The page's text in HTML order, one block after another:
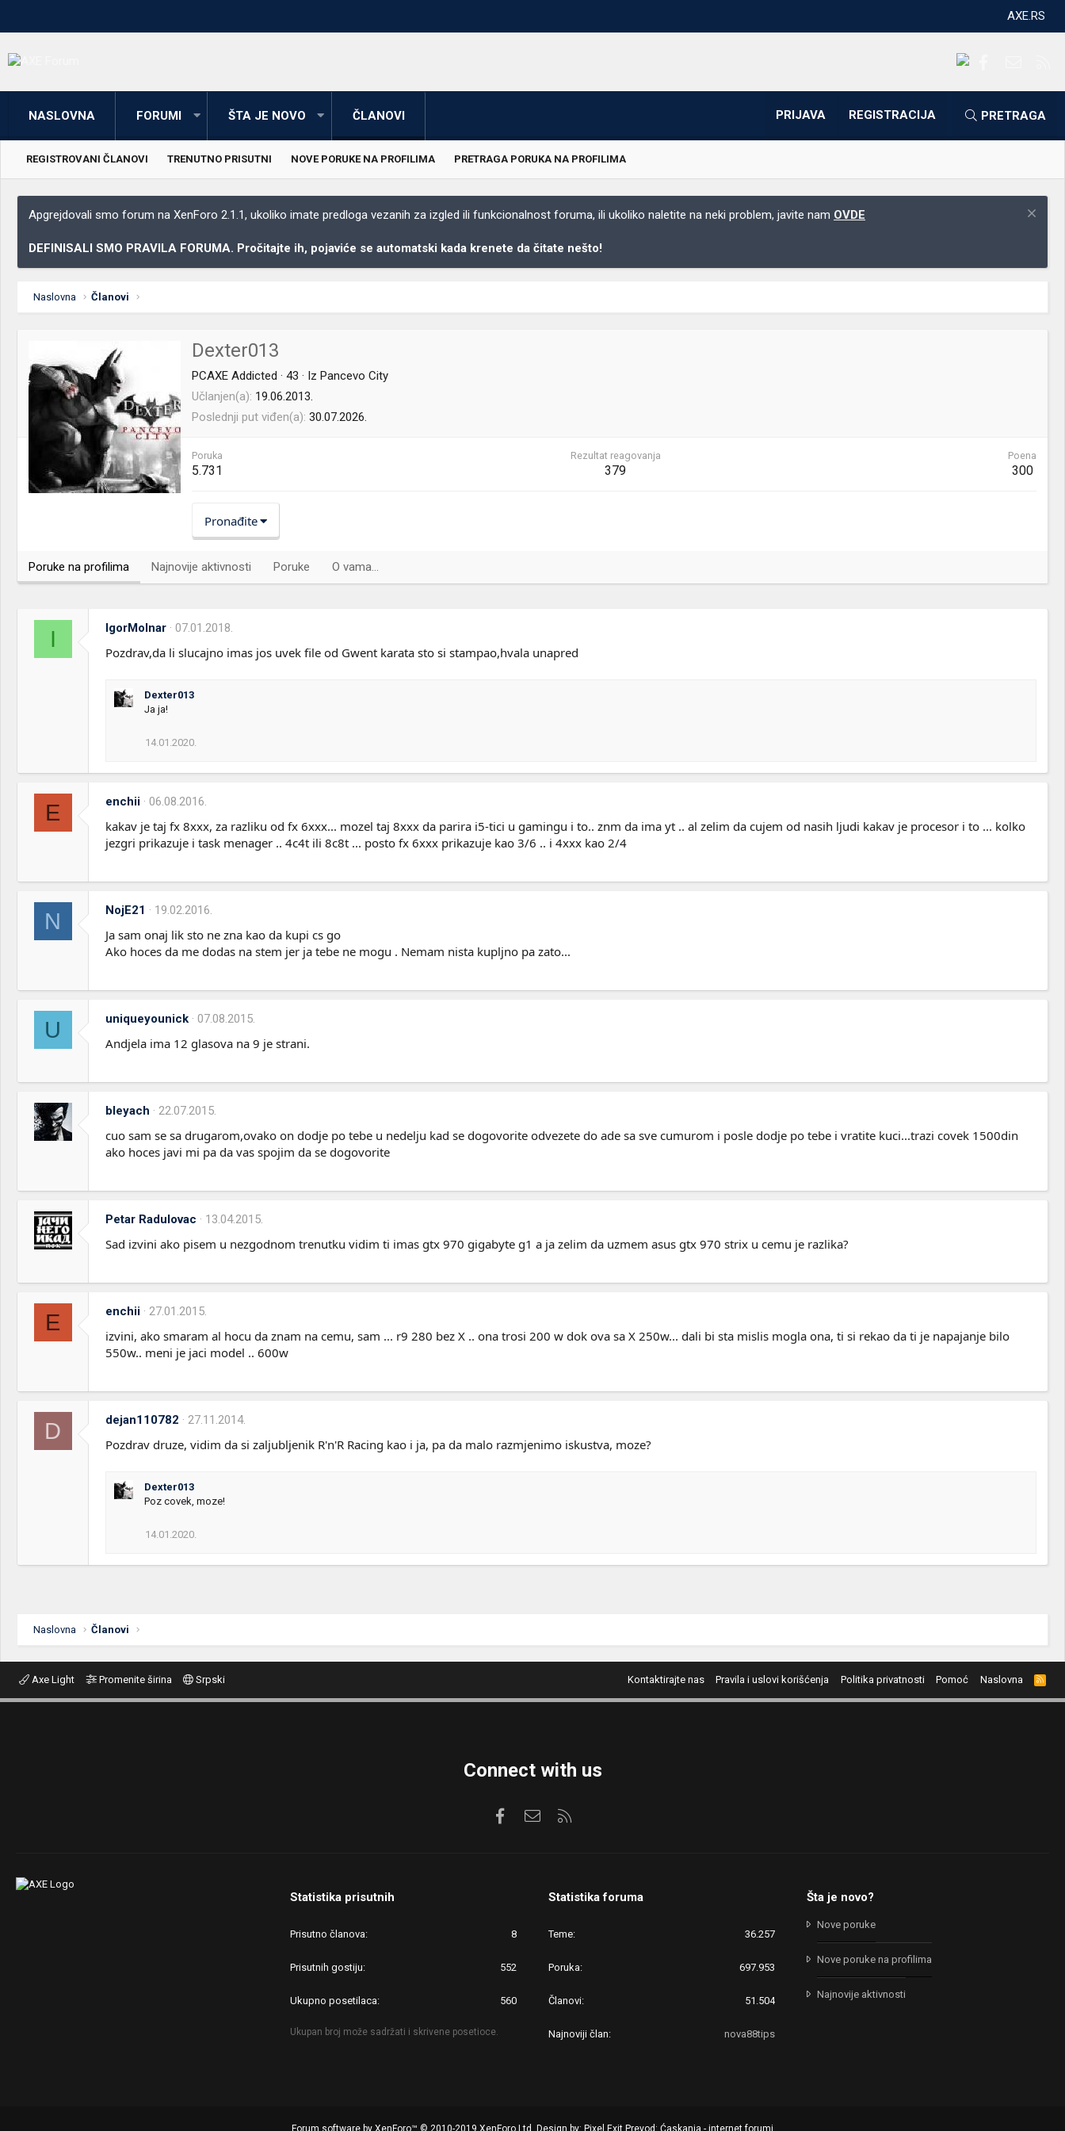
AXE.RS
NASLOVNA FORUMI ŠTA JE NOVO ČLANOVI PRIJAVA REGISTRACIJA PRETRAGA
REGISTROVANI ČLANOVI TRENUTNO PRISUTNI NOVE PORUKE NA PROFILIMA PRETRAGA PORUKA NA PROFILIMA
Apgrejdovali smo forum na XenForo 2.1.1, ukoliko imate predloga vezanih za izgled ili funkcionalnost foruma, ili ukoliko naletite na neki problem, javite nam OVDE
DEFINISALI SMO PRAVILA FORUMA. Pročitajte ih, pojaviće se automatski kada krenete da čitate nešto!
Naslovna Članovi
Dexter013
PCAXE Addicted · 43 · Iz Pancevo City
Učlanjen(a) 19.06.2013.
Poslednji put viđen(a) 30.07.2026.
Poruka
5.731
Rezultat reagovanja
379
Poena
300
Pronađite
Poruke na profilima Najnovije aktivnosti Poruke O vama...
I IgorMolnar 07.01.2018.
Pozdrav,da li slucajno imas jos uvek file od Gwent karata sto si stampao,hvala unapred
Dexter013
Ja ja!
14.01.2020.
E enchii 06.08.2016.
kakav je taj fx 8xxx, za razliku od fx 6xxx... mozel taj 8xxx da parira i5-tici u gamingu i to.. znm da ima yt .. al zelim da cujem od nasih ljudi kakav je procesor i to ... kolko
jezgri prikazuje i task menager .. 4c4t ili 8c8t ... posto fx 6xxx prikazuje kao 3/6 .. i 4xxx kao 2/4
N NojE21 19.02.2016.
Ja sam onaj lik sto ne zna kao da kupi cs go
Ako hoces da me dodas na stem jer ja tebe ne mogu . Nemam nista kupljno pa zato...
U uniqueyounick 07.08.2015.
Andjela ima 12 glasova na 9 je strani.
bleyach 22.07.2015.
cuo sam se sa drugarom,ovako on dodje po tebe u nedelju kad se dogovorite odvezete do ade sa sve cumurom i posle dodje po tebe i vratite kuci...trazi covek 1500din
ako hoces javi mi pa da vas spojim da se dogovorite
Petar Radulovac 13.04.2015.
Sad izvini ako pisem u nezgodnom trenutku vidim ti imas gtx 970 gigabyte g1 a ja zelim da uzmem asus gtx 970 strix u cemu je razlika?
E enchii 27.01.2015.
izvini, ako smaram al hocu da znam na cemu, sam ... r9 280 bez X .. ona trosi 200 w dok ova sa X 250w... dali bi sta mislis mogla ona, ti si rekao da ti je napajanje bilo
550w.. meni je jaci model .. 600w
D dejan110782 27.11.2014.
Pozdrav druze, vidim da si zaljubljenik R'n'R Racing kao i ja, pa da malo razmjenimo iskustva, moze?
Dexter013
Poz covek, moze!
14.01.2020.
Naslovna Članovi
Axe Light Promenite širina Srpski Kontaktirajte nas Pravila i uslovi korišćenja Politika privatnosti Pomoć Naslovna
R
S
S
Connect with us
FacebookKontaktirajte nas
Statistika prisutnih
Prisutno članova 8
Prisutnih gostiju 552
Ukupno posetilaca 560
Ukupan broj može sadržati i skrivene posetioce.
Statistika foruma
Teme 36.257
Poruka 697.953
Članovi 51.504
Najnoviji član nova88tips
Šta je novo?
Nove poruke
Nove poruke na profilima
Najnovije aktivnosti